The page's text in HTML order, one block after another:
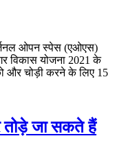
ओपन स्पेस (एओएस)
विकास योजना 2021 के
और चोड़ी करने के लिए 15
तोड़े जा सकते हैं